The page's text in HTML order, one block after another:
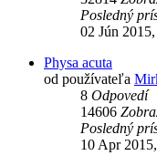
Posledný
02 Jún
Physa acuta
od používateľa
8 Odpovedí
14606
Posledný
10 Apr